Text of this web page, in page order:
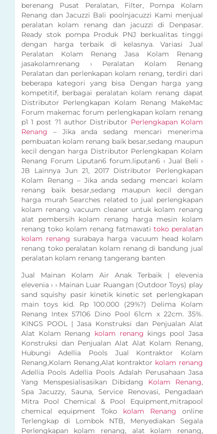
berenang Pusat Peralatan, Filter, Pompa Kolam
Renang dan Jacuzzi Bali poolnjacuzzi Kami menjual
peralatan kolam renang dan jacuzzi di Denpasar.
Ready stok pompa Produk PNJ berkualitas tinggi
dengan harga terbaik di kelasnya. Variasi Jual
Peralatan Kolam Renang Jasa Kolam Renang
jasakolamrenang › Peralatan Kolam Renang
Peralatan dan perlenkapan kolam renang, terdiri dari
beberapa kategori yang bisa Dengan harga yang
kompetitif, berbagai peralatan kolam renang dapat
Distributor Perlengkapan Kolam Renang MakeMac
Forum makemac forum perlengkapan kolam renang
p1 1 post ?1 author Distributor Perlengkapan Kolam
Renang – Jika anda sedang mencari menerima
pembuatan kolam renang baik besar,sedang maupun
kecil dengan harga Distributor Perlengkapan Kolam
Renang Forum Liputan6 forum.liputan6 › Jual Beli ›
JB Lainnya Jun 21, 2017 Distributor Perlengkapan
Kolam Renang – Jika anda sedang mencari kolam
renang baik besar,sedang maupun kecil dengan
harga murah Searches related to jual perlengkapan
kolam renang vacuum cleaner untuk kolam renang
alat pembersih kolam renang harga mesin kolam
renang toko kolam renang fatmawati toko peralatan
kolam renang surabaya harga vacuum head kolam
renang toko peralatan kolam renang di bandung jual
peralatan kolam renang tangerang banten
Jual Mainan Kolam Air Anak Terbaik | elevenia
elevenia › › Mainan Luar Ruangan (Outdoor Toys) play
sand squishy pasir kinetik kinetic set perlengkapan
main toys kid. Rp 100.000 (29%?) Delima Kolam
Renang Intex 57106 Dino Pool 61cm x 22cm. 35%.
KINGS POOL | Jasa Konstruksi dan Penjualan Alat
Alat Kolam Renang kolam renang kings pool Jasa
Konstruksi dan Penjualan Alat Alat Kolam Renang,
Hubungi Adellia Pools Jual Kontraktor Kolam
Renang,Kolam Renang,Alat kontraktor kolam renang
Adellia Pools Adellia Pools Adalah Perusahaan Jasa
Yang Menspesialisasikan Dibidang Kolam Renang,
Spa Jacuzzy, Sauna, Service Renovasi, Pengadaan
Mitra Pool Chemical & Pool Equipment,mitrapool
chemical equipment Toko kolam Renang online
Terlengkap di Lombok NTB, Menyediakan Segala
Perlengkapan kolam renang, alat kolam renang,